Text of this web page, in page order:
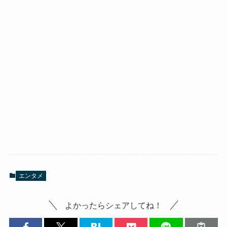
エンタメ
よかったらシェアしてね！